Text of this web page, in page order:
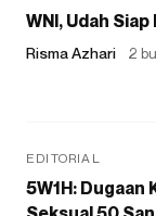
WNI, Udah
Risma Azhari 2
EDITORIAL
5W1H: Dugaan